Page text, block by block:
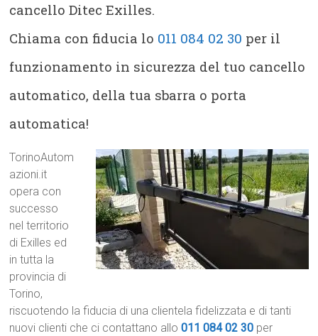
cancello Ditec Exilles.
Chiama con fiducia lo 011 084 02 30 per il
funzionamento in sicurezza del tuo cancello
automatico, della tua sbarra o porta
automatica!
TorinoAutom
azioni.it
opera con
successo
nel territorio
di Exilles ed
in tutta la
provincia di
Torino,
riscuotendo la fiducia di una clientela fidelizzata e di tanti
nuovi clienti che ci contattano allo011 084 02 30 per